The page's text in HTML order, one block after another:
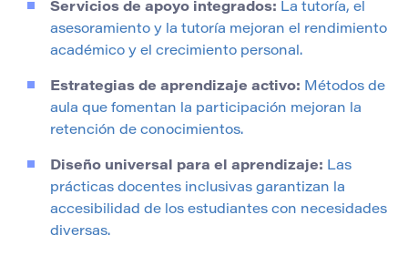
Servicios de apoyo integrados: La tutoría, el
asesoramiento y la tutoría mejoran el rendimiento
académico y el crecimiento personal.
Estrategias de aprendizaje activo: Métodos de
aula que fomentan la participación mejoran la
retención de conocimientos.
Diseño universal para el aprendizaje: Las
prácticas docentes inclusivas garantizan la
accesibilidad de los estudiantes con necesidades
diversas.